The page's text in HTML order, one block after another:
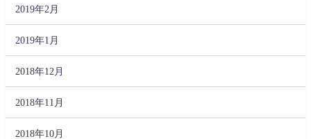
2019年2月
2019年1月
2018年12月
2018年11月
2018年10月